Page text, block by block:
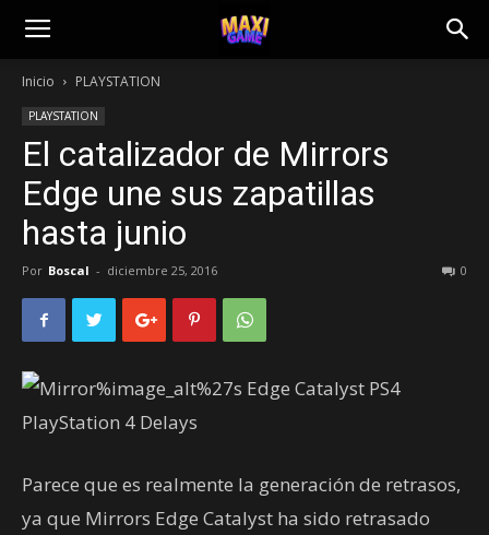
Inicio PLAYSTATION
PLAYSTATION
El catalizador de Mirrors
Edge une sus zapatillas
hasta junio
Por Boscal - diciembre 25, 2016 0
Parece que es realmente la generación de retrasos,
ya que Mirrors Edge Catalyst ha sido retrasado